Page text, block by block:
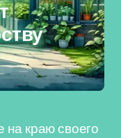
на краю своего